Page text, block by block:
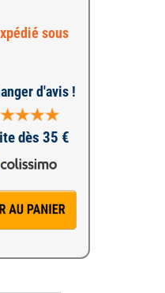
sous
d'avis !
dès 35 €